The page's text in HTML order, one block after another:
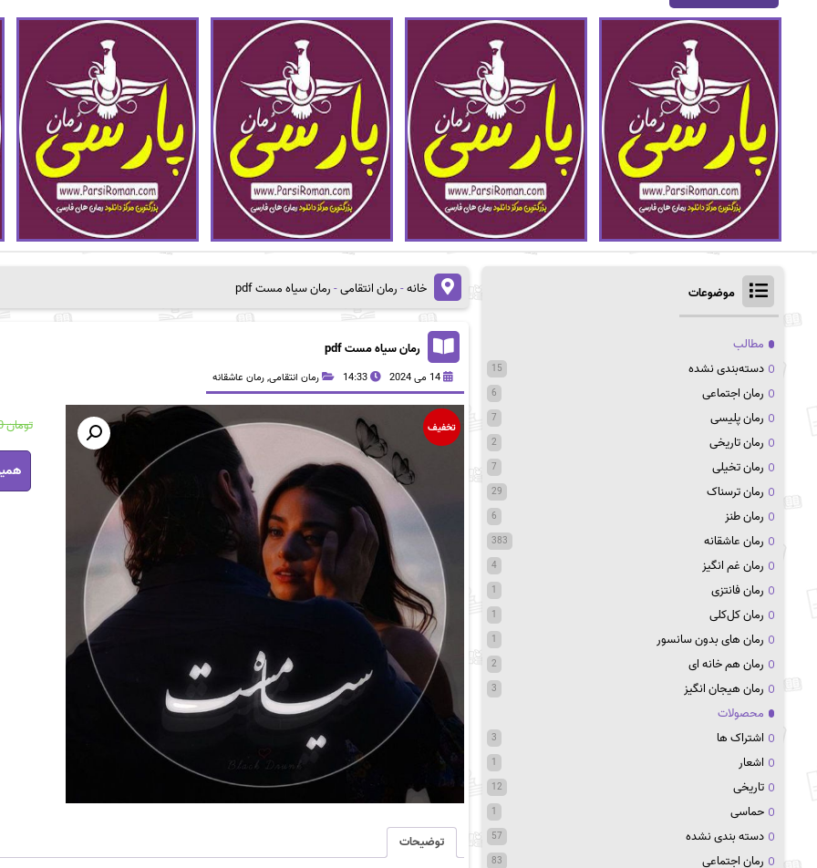
خانه-رمان انتقامی-رمان سیاه مست pdf
رمان سیاه مست pdf
14 می 2024 14:33 رمان انتقامی,رمان عاشقانه
تخفیف تومان38,200
رمان
سیاه
مست
توضیحات
موضوعات
مطالب
دسته‌بندی نشده
15
رمان اجتماعی 6
رمان پلیسی 7
رمان تاریخی 2
رمان تخیلی 7
رمان ترسناک 29
رمان طنز 6
رمان عاشقانه 383
رمان غم انگیز 4
رمان فانتزی 1
رمان کل‌کلی 1
رمان های بدون سانسور 1
رمان هم خانه ای 2
رمان هیجان انگیز 3
محصولات
اشتراک ها
3
اشعار 1
تاریخی 12
حماسی 1
دسته بندی نشده 57
رمان اجتماعی 83